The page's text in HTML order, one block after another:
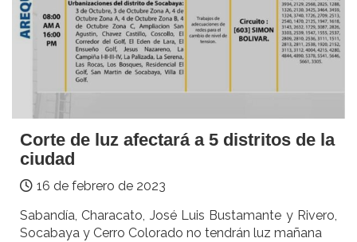
Corte de luz afectará a 5 distritos de la
ciudad
16 de febrero de 2023
Sabandía, Characato, José Luis Bustamante y Rivero,
Socabaya y Cerro Colorado no tendrán luz mañana